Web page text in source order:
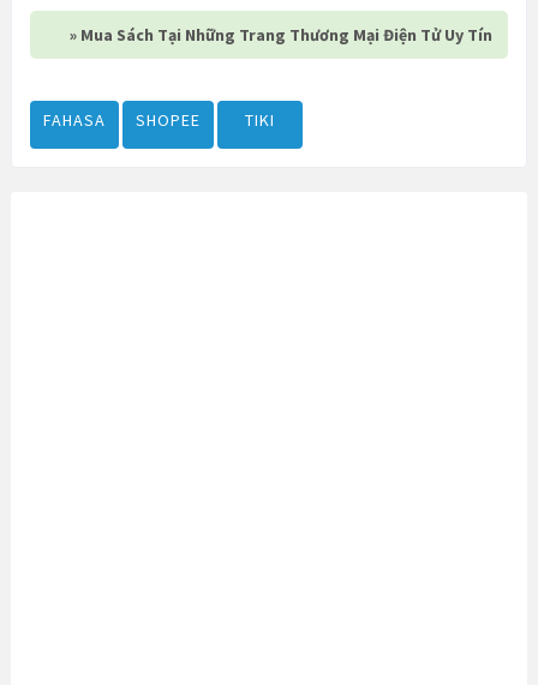
» Mua Sách Tại Những Trang Thương Mại Điện Tử Uy Tín
FAHASA SHOPEE TIKI